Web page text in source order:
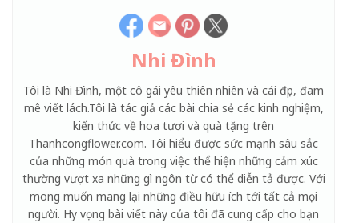
Nhi Đình
Tôi là Nhi Đình, một cô gái yêu thiên nhiên và cái đẹp, đam
mê viết lách.Tôi là tác giả các bài chia sẻ các kinh nghiệm,
kiến thức về hoa tươi và quà tặng trên
Thanhcongflower.com. Tôi hiểu được sức mạnh sâu sắc
của những món quà trong việc thể hiện những cảm xúc
thường vượt xa những gì ngôn từ có thể diễn tả được. Với
mong muốn mang lại những điều hữu ích tới tất cả mọi
người. Hy vọng bài viết này của tôi đã cung cấp cho bạn